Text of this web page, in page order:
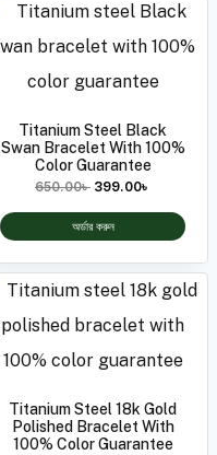
Titanium Steel Black
Swan Bracelet With 100%
Color Guarantee
650.00৳ 399.00৳
অর্ডার করুন
Titanium Steel 18k Gold
Polished Bracelet With
100% Color Guarantee